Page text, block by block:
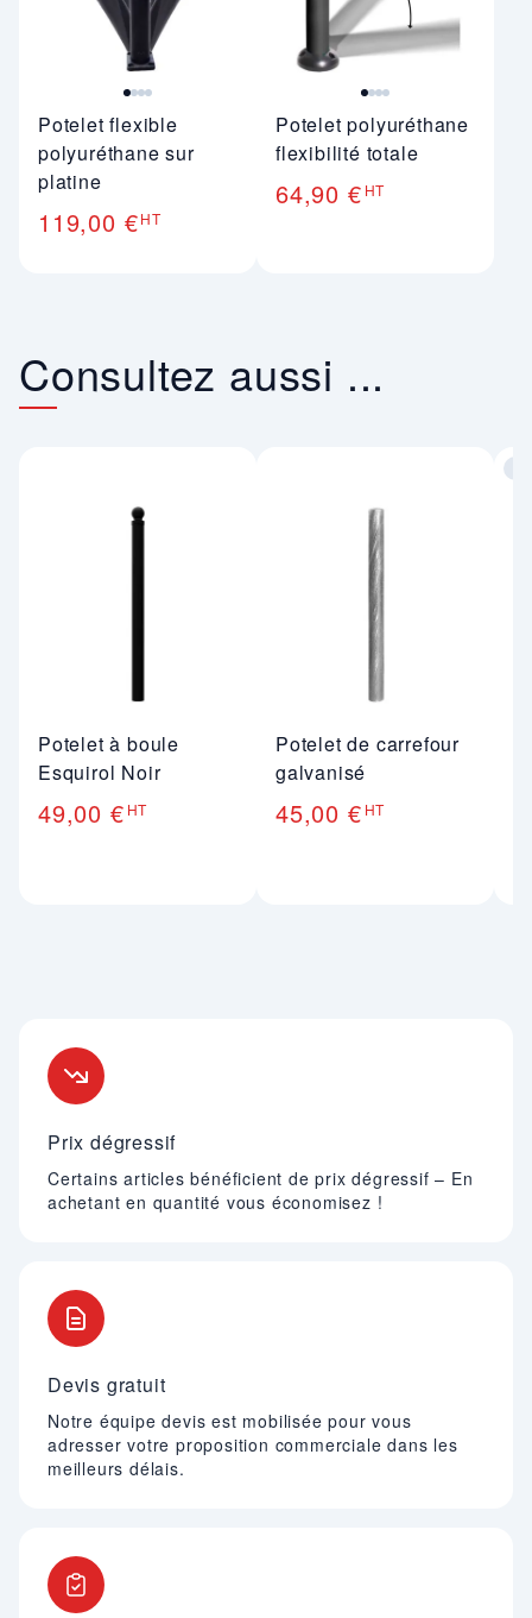
Potelet flexible
polyuréthane sur
platine
119,00 €HT
Potelet polyuréthane
flexibilité totale
64,90 € HT
Consultez aussi ...
Potelet à boule
Esquirol Noir
49,00 € HT
Potelet de carrefour
galvanisé
45,00 € HT
Prix dégressif
Certains articles bénéficient de prix dégressif – En
achetant en quantité vous économisez !
Devis gratuit
Notre équipe devis est mobilisée pour vous
adresser votre proposition commerciale dans les
meilleurs délais.